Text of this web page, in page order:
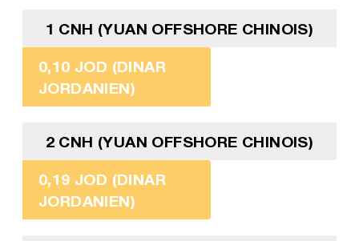
1 CNH (YUAN OFFSHORE CHINOIS)
0,10 JOD (DINAR
JORDANIEN)
2 CNH (YUAN OFFSHORE CHINOIS)
0,19 JOD (DINAR
JORDANIEN)